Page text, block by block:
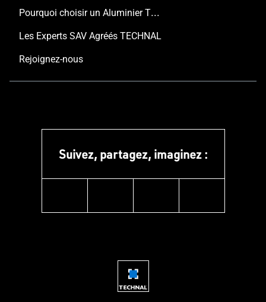
Pourquoi choisir un Aluminier TECHNAL ?
Les Experts SAV Agréés TECHNAL
Rejoignez-nous
Suivez, partagez, imaginez :